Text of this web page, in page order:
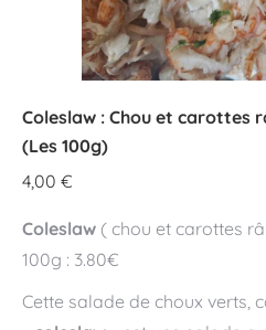
Coleslaw : Chou et carottes
(Les 100g)
4,00 €
Coleslaw ( chou et carottes
100g : 3.80€
Cette salade de choux verts,